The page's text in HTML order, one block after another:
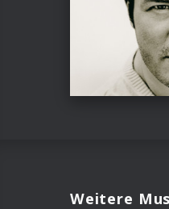
Weitere